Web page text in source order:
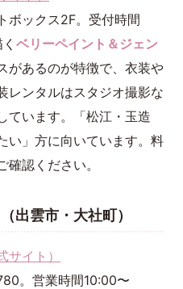
ボックス2F。受付時間
ベリーペイント＆ジェン
があるのが特徴で、衣装や
レンタルはスタジオ撮影な
ています。「松江・玉造
い」方に向いています。料
認ください。
出雲市・大社町）
イト）
。営業時間10:00〜